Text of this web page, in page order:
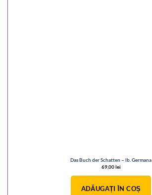
Das Buch der Schatten – lb. Germana
69,00lei
ADĂUGAȚI ÎN COȘ